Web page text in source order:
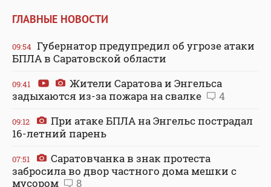
ГЛАВНЫЕ НОВОСТИ
09:54 Губернатор предупредил об угрозе атаки
БПЛА в Саратовской области
09:41
Жители Саратова и Энгельса
задыхаются из-за пожара на свалке
4
09:12
При атаке БПЛА на Энгельс пострадал
16-летний парень
07:51
Саратовчанка в знак протеста
забросила во двор частного дома мешки с
мусором
8